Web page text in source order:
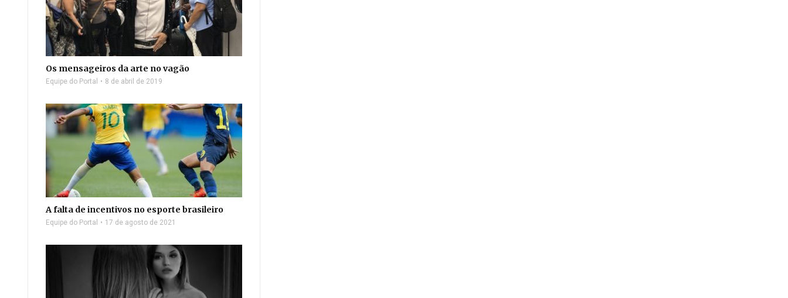
Os mensageiros da arte no vagão
Equipe do Portal 8 de abril de 2019
A falta de incentivos no esporte brasileiro
Equipe do Portal 17 de agosto de 2021